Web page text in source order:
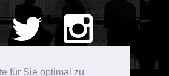
für Sie optimal zu
auf ProvenExpert.com